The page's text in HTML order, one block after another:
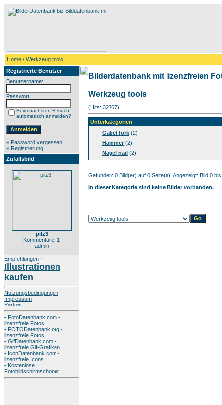
Home / Werkzeug tools
Registrierte Benutzer
Benutzername:
Passwort:
Beim nächsten Besuch
automatisch anmelden?
» Password vergessen
» Registrierung
Zufallsbild
pilz3
Kommentare: 1
admin
Empfehlungen *
Illustrationen
kaufen
Nutzungsbedingungen
Impressum
Partner
• FotoDatenbank.com -
lizenzfreie Fotos
• FOTODatenbank.org -
lizenzfreie Fotos
• GifDatenbank.com -
lizenzfreie Gif-Grafiken
• IconDatenbank.com -
lizenzfreie Icons
• Kostenlose
Fotobildschirmschoner
Bilderdatenbank mit lizenzfreien
Werkzeug tools
(Hits: 32767)
Unterkategorien
Gabel fork (2)
Hammer(2)
Nagel nail (2)
Gefunden: 0 Bild(er) auf 0 Seite(n). Angezeigt: Bild 0 bis
In dieser Kategorie sind keine Bilder vorhanden.